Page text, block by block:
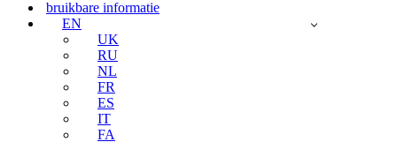
bruikbare informatie
EN
UK
RU
NL
FR
ES
IT
FA